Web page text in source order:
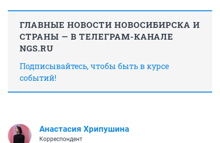
ГЛАВНЫЕ НОВОСТИ НОВОСИБИРСКА И
СТРАНЫ — В ТЕЛЕГРАМ-КАНАЛЕ
NGS.RU
Подписывайтесь, чтобы быть в курсе
событий!
Анастасия Хрипушина
Корреспондент